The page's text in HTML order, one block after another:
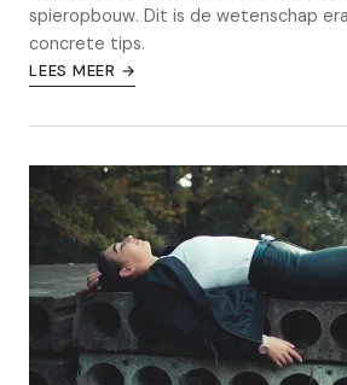
spieropbouw. Dit is de wetenschap
concrete tips.
LEES MEER →